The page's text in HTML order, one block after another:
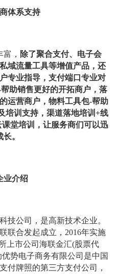
体系支持
， 除了聚合支付、电子会
域流量工具等增值产品，还
专业指导，支付端口专业对
助销售更好的开拓商户，落
运营商户，物料工具包-帮助
培训支持，渠道落地培训+线
课堂培训，让服务商们可以迅
。
业介绍
技公司，是高新技术企业。
联合发起成立，2016年实施
上市公司海联金汇(股票代
势电子商务有限公司是中国
付牌照的第三方支付公司，